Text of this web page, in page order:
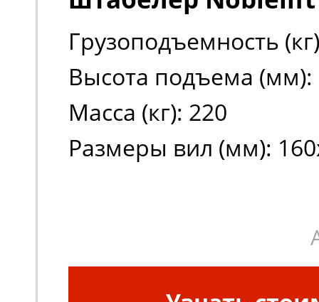
Грузоподъемность
Высота подъема (мм):
Масса (кг): 220
Размеры вил (мм):